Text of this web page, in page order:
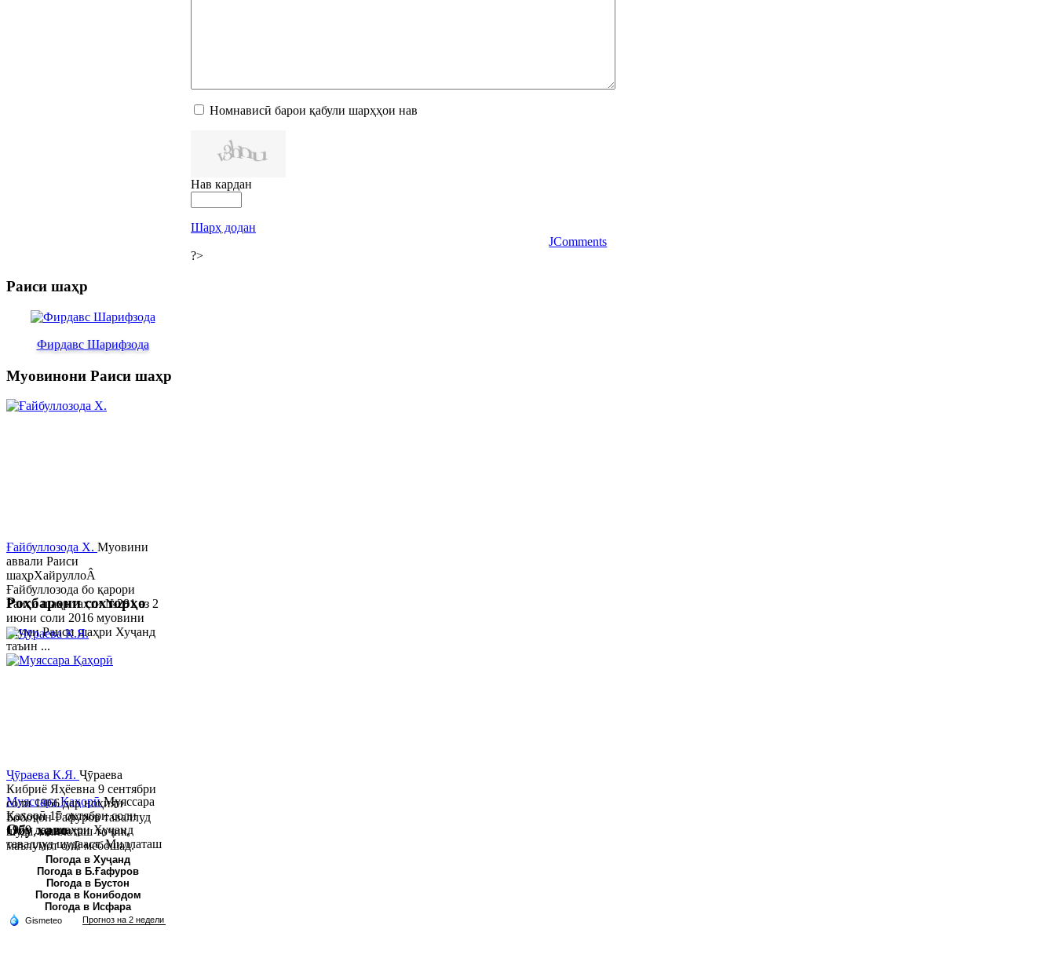
Номнависӣ барои қабули шарҳҳои нав
Нав кардан
Шарҳ додан
JComments
?>
Раиси шаҳр
Фирдавс Шарифзода
Муовинони Раиси шаҳр
Ғайбуллозода Х. Муовини
аввали Раиси
шаҳрХайруллоÂ
Ғайбуллозода бо қарори
Раиси шаҳр таҳти №281 аз 2
июни соли 2016 муовини
якуми Раиси шаҳри Хуҷанд
таъин ...
Муяссара ҚаҳорӣМуяссара
Қаҳорӣ 15 октябри соли
1979 дар шаҳри Хуҷанд
таваллуд шудааст. Миллаташ
тоҷик. Маълумот олӣ. Соли
2002 Донишгоҳи давлатии
Хуҷанд ба...
Роҳбарони сохторҳо
Ҷӯраева К.Я. Ҷӯраева
Кибриё Яҳёевна 9 сентябри
соли 1966 дар ноҳияи
Бобоҷон Ғафуров таваллуд
шуда, миллаташ тоҷик,
маълумот олӣ мебошад.
Соли 1997 Донишг...
Обу хаво
Погода в Хуҷанд
Погода в Б.Ғафуров
Погода в Бустон
Погода в Конибодом
Погода в Исфара